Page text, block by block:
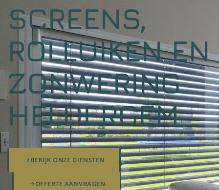
SCREENS,
ROLLUIKEN EN
ZONWERING
HELDERGEM
BEKIJK ONZE DIENSTEN
OFFERTE AANVRAGEN